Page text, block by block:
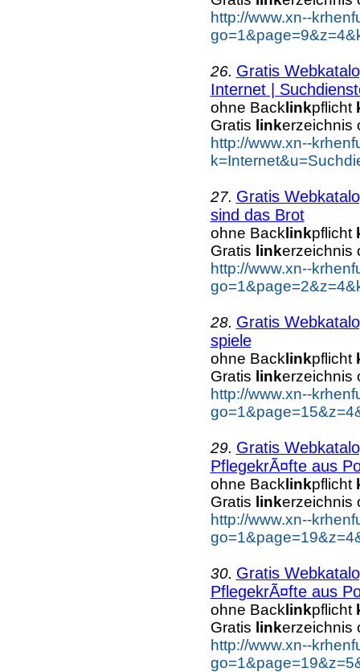
http://www.xn--
26. Gratis
Internet |
ohne Back linkpflicht
Gratis linkerzeichnis
http://www.xn--
27. Gratis
sind das Brot
ohne Back linkpflicht
Gratis linkerzeichnis
http://www.xn--
28. Gratis
spiele
ohne Back linkpflicht
Gratis linkerzeichnis
http://www.xn--
29. Gratis
PflegekrÃ¤fte aus
ohne Back linkpflicht
Gratis linkerzeichnis
http://www.xn--
30. Gratis
PflegekrÃ¤fte aus
ohne Back linkpflicht
Gratis linkerzeichnis
http://www.xn--